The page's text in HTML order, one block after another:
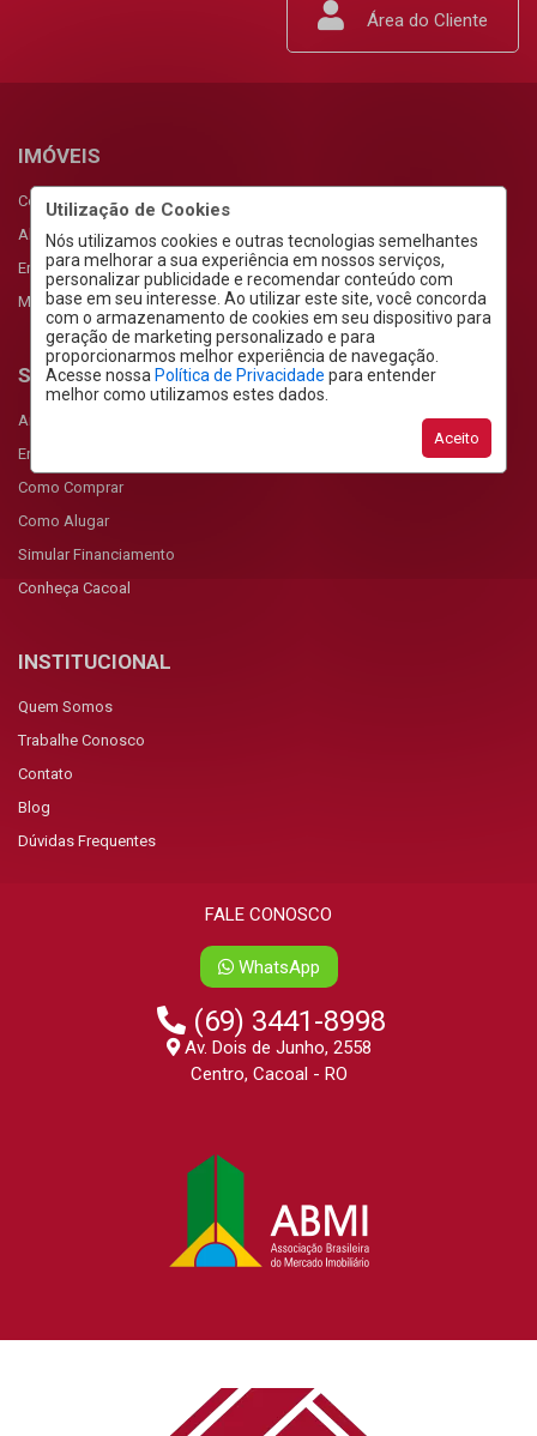
Utilização de Cookies
Nós utilizamos cookies e outras tecnologias semelhantes
para melhorar a sua experiência em nossos serviços,
personalizar publicidade e recomendar conteúdo com
base em seu interesse. Ao utilizar este site, você concorda
com o armazenamento de cookies em seu dispositivo para
geração de marketing personalizado e para
proporcionarmos melhor experiência de navegação.
Acesse nossa Política de Privacidade para entender
melhor como utilizamos estes dados.
Aceito
Área do Cliente
IMÓVEIS
Comprar
Alugar
Empreendimentos
Meus Favoritos
SERVIÇOS
Anunciar Imóvel
Encomendar Imóvel
Como Comprar
Como Alugar
Simular Financiamento
Conheça Cacoal
INSTITUCIONAL
Quem Somos
Trabalhe Conosco
Contato
Blog
Dúvidas Frequentes
FALE CONOSCO
WhatsApp
(69) 3441-8998
Av. Dois de Junho, 2558
Centro, Cacoal - RO